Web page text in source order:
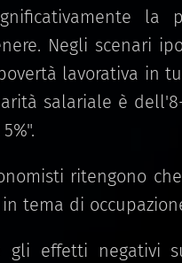
la
Negli scenari
lavorativa in
salariale è
ritengono
tema di
gli effetti negativi